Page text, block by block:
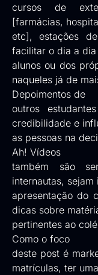
cursos de
[farmácias,
etc], estações
facilitar o dia a
alunos ou dos
naqueles já de
Depoimentos de
outros
credibilidade e
as pessoas na
Ah! Vídeos
também são
internautas,
apresentação do
dicas sobre
pertinentes ao
Como o foco
deste post é
matrículas, ter